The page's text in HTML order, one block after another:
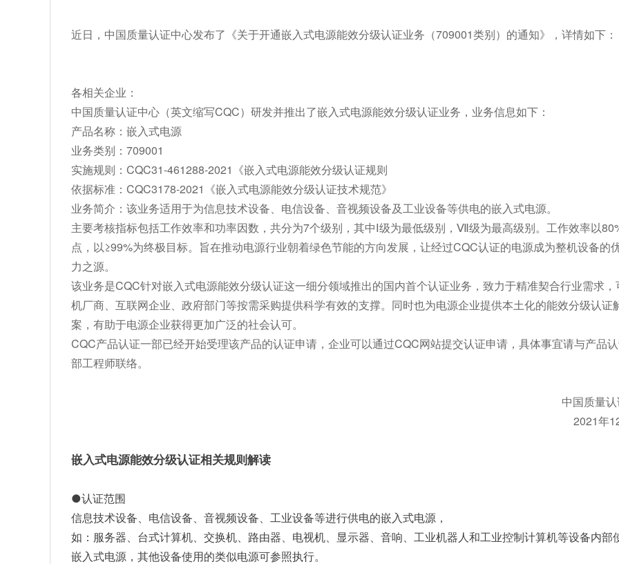
近日，中国质量认证中心发布了《关于开通嵌入式电源能效分级认证业务（709001类别）的通知》，详情如下：
各相关企业：
中国质量认证中心（英文缩写CQC）研发并推出了嵌入式电源能效分级认证业务，业务信息如下：
产品名称：嵌入式电源
业务类别：709001
实施规则：CQC31-461288-2021《嵌入式电源能效分级认证规则
依据标准：CQC3178-2021《嵌入式电源能效分级认证技术规范》
业务简介：该业务适用于为信息技术设备、电信设备、音视频设备及工业设备等供电的嵌入式电源。
主要考核指标包括工作效率和功率因数，共分为7个级别，其中Ⅰ级为最低级别，Ⅶ级为最高级别。工作效率以
点，以≥99%为终极目标。旨在推动电源行业朝着绿色节能的方向发展，让经过CQC认证的电源成为整机设备的
力之源。
该业务是CQC针对嵌入式电源能效分级认证这一细分领域推出的国内首个认证业务，致力于精准契合行业需求，
机厂商、互联网企业、政府部门等按需采购提供科学有效的支撑。同时也为电源企业提供本土化的能效分级认证
案，有助于电源企业获得更加广泛的社会认可。
CQC产品认证一部已经开始受理该产品的认证申请，企业可以通过CQC网站提交认证申请，具体事宜请与产品
部工程师联络。
中国质量认证
2021年12月
嵌入式电源能效分级认证相关规则解读
●认证范围
信息技术设备、电信设备、音视频设备、工业设备等进行供电的嵌入式电源，
如：服务器、台式计算机、交换机、路由器、电视机、显示器、音响、工业机器人和工业控制计算机等设备内部
嵌入式电源，其他设备使用的类似电源可参照执行。